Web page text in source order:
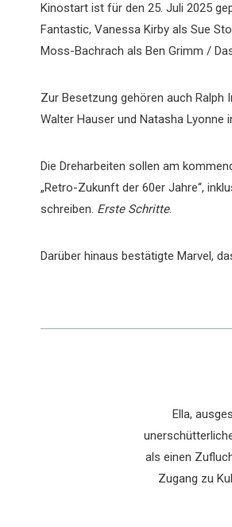
Kinostart ist für den 25. Juli 2025
Fantastic, Vanessa Kirby als Sue
Moss-Bachrach als Ben Grimm /
Zur Besetzung gehören auch Ralph
Walter Hauser und Natasha Lyonne
Die Dreharbeiten sollen am
„Retro-Zukunft der 60er Jahre“,
schreiben. Erste Schritte.
Darüber hinaus bestätigte Marvel,
Ella,
als einen
Zugang zu